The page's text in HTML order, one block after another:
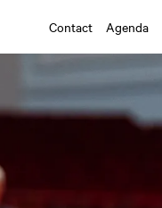
Contact Agenda